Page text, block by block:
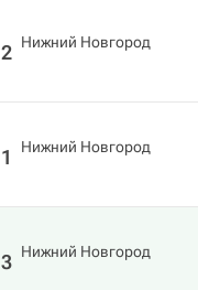
2 Нижний Новгород
1 Нижний Новгород
3 Нижний Новгород